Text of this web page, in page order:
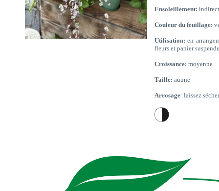
Ensoleillement: indirect
Couleur du feuillage:
Utilisation: en
fleurs et panier
Croissance: moyenne
Taille: auune
Arrosage: laissez